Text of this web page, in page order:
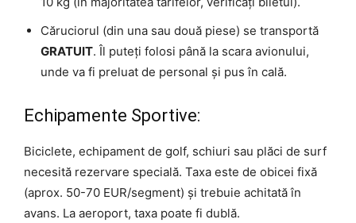
Căruciorul (din una sau două piese) se transportă
GRATUIT. Îl puteți folosi până la scara avionului,
unde va fi preluat de personal și pus în cală.
Echipamente Sportive:
Biciclete, echipament de golf, schiuri sau plăci de surf
necesită rezervare specială. Taxa este de obicei fixă
(aprox. 50-70 EUR/segment) și trebuie achitată în
avans. La aeroport, taxa poate fi dublă.